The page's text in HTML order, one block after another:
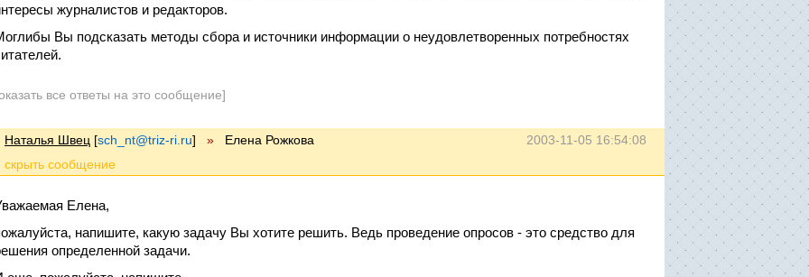
журналистов и редакторов.
Вы подсказать методы сбора и источники информации о неудовлетворенных потребностях
все ответы на это сообщение]
2003-11-05 16:54:08
Наталья Швец [sch_nt@triz-ri.ru] » Елена Рожкова
Елена,
напишите, какую задачу Вы хотите решить. Ведь проведение опросов - это средство для
определенной задачи.